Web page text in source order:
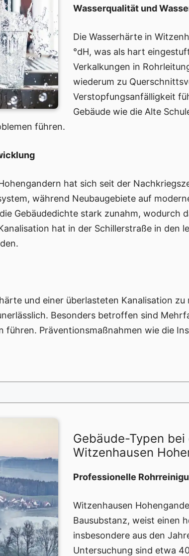
Wasserqualität und
Die Wasserhärte in
°dH, was als hart
Verkalkungen in
wiederum zu
Verstopfungsanfälligkeit
Gebäude wie die Alte
führen.
hat sich seit der
während Neubaugebiete auf
Gebäudedichte stark zunahm, wodurch
hat in der Schillerstraße in den
und einer überlasteten Kanalisation
Besonders betroffen sind
führen. Präventionsmaßnahmen wie die
Gebäude-Typen
Witzenhausen
Professionelle
Witzenhausen
Bausubstanz, weist einen
insbesondere aus den
Untersuchung sind etwa